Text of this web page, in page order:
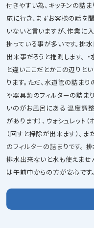
付きやすい為、キッチンの詰
応に行き、まずお客様の話を
いないと言いますが、作業に
掛っている事が多いです。排
出来事だろうと推測します。
と違いここだとかこの辺りと
ります。ただ、水道管の詰ま
や器具類のフィルターの詰ま
いのがお風呂にある 温度調
があります）、ウォシュレット
（回すと掃除が出来ます）。
のフィルターの詰まりです。
排水出来ないと水も使えませ
は午前中からの方が安心です。